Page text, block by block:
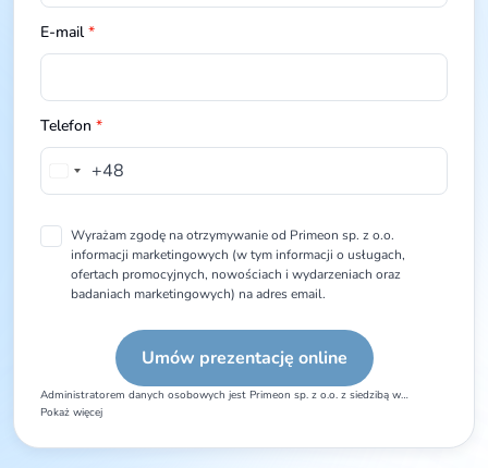
E-mail*
Telefon *
Poland
+48
+48
Wyrażam zgodę na otrzymywanie od Primeon sp. z o.o.
informacji marketingowych (w tym informacji o usługach,
ofertach promocyjnych, nowościach i wydarzeniach oraz
badaniach marketingowych) na adres email.
Administratorem danych osobowych jest Primeon sp. z o.o. z siedzibą w
Warszawie, ul. Młynarska 42, 01-171 Warszawa. Dane osobowe będą
Przysługujące prawa: dostępu do danych, sprostowania danych, usunięcia
Pokaż więcej